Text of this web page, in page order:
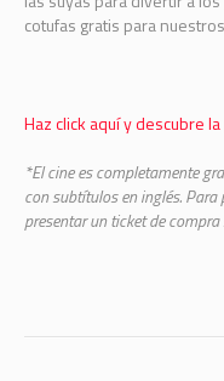
cotufas gratis para
Haz click aquí y descubre
*El cine es completamente
con subtítulos en inglés.
presentar un ticket de